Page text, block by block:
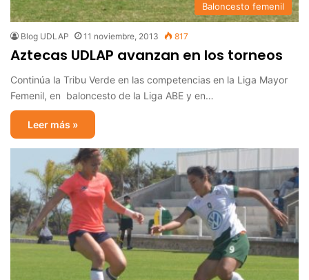
Baloncesto femenil
Blog UDLAP 11 noviembre, 2013 817
Aztecas UDLAP avanzan en los torneos
Continúa la Tribu Verde en las competencias en la Liga Mayor
Femenil, en baloncesto de la Liga ABE y en…
Leer más »